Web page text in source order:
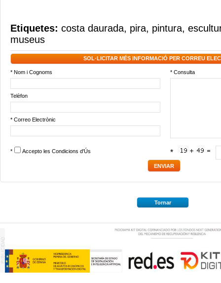
Etiquetes: costa daurada, pira, pintura,
museus
SOL·LICITAR MÉS INFORMACIÓ PER CORREU
* Nom i Cognoms * Consulta
Telèfon
* Correo Electrònic
* Accepto les Condicions d'Ús *
Tornar